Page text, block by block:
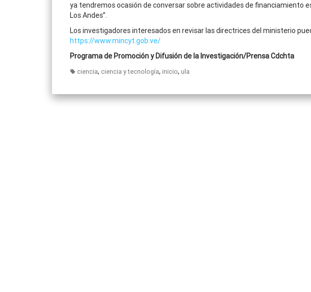
ya tendremos ocasión de conversar sobre actividades de financiamiento
Los Andes”.
Los investigadores interesados en revisar las directrices del ministerio
https://www.mincyt.gob.ve/
Programa de Promoción y Difusión de la Investigación/Prensa Cdchta
ciencia, ciencia y tecnología, inicio, ula